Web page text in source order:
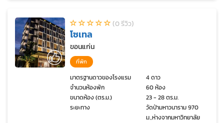
(0 รีวิว)
โซเทล
ขอนแก่น
ที่พัก
มาตรฐานดาวของโรงแรม
4 ดาว
จำนวนห้องพัก
60 ห้อง
ขนาดห้อง (ตร.ม.)
23 - 28 ตร.ม.
ระยะทาง
วัดป่ามหาวนาราม 970
ม.,ห่างจากมหาวิทยาลัย